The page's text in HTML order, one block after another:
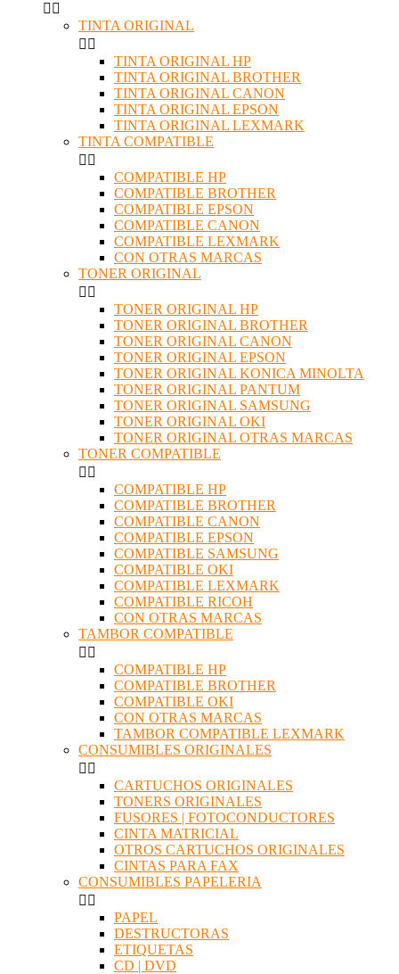
 
TINTA ORIGINAL
 
TINTA ORIGINAL HP
TINTA ORIGINAL BROTHER
TINTA ORIGINAL CANON
TINTA ORIGINAL EPSON
TINTA ORIGINAL LEXMARK
TINTA COMPATIBLE
 
COMPATIBLE HP
COMPATIBLE BROTHER
COMPATIBLE EPSON
COMPATIBLE CANON
COMPATIBLE LEXMARK
CON OTRAS MARCAS
TONER ORIGINAL
 
TONER ORIGINAL HP
TONER ORIGINAL BROTHER
TONER ORIGINAL CANON
TONER ORIGINAL EPSON
TONER ORIGINAL KONICA MINOLTA
TONER ORIGINAL PANTUM
TONER ORIGINAL SAMSUNG
TONER ORIGINAL OKI
TONER ORIGINAL OTRAS MARCAS
TONER COMPATIBLE
 
COMPATIBLE HP
COMPATIBLE BROTHER
COMPATIBLE CANON
COMPATIBLE EPSON
COMPATIBLE SAMSUNG
COMPATIBLE OKI
COMPATIBLE LEXMARK
COMPATIBLE RICOH
CON OTRAS MARCAS
TAMBOR COMPATIBLE
 
COMPATIBLE HP
COMPATIBLE BROTHER
COMPATIBLE OKI
CON OTRAS MARCAS
TAMBOR COMPATIBLE LEXMARK
CONSUMIBLES ORIGINALES
 
CARTUCHOS ORIGINALES
TONERS ORIGINALES
FUSORES | FOTOCONDUCTORES
CINTA MATRICIAL
OTROS CARTUCHOS ORIGINALES
CINTAS PARA FAX
CONSUMIBLES PAPELERIA
 
PAPEL
DESTRUCTORAS
ETIQUETAS
CD | DVD